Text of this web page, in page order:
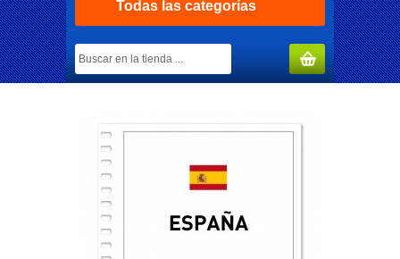
Todas las categorías
MY CART(0)